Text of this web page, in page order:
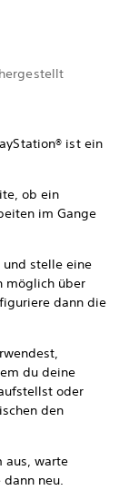
ist ein
ob ein
im Gange
und stelle eine
möglich über
dann die
du deine
oder
den
aus, warte
neu.